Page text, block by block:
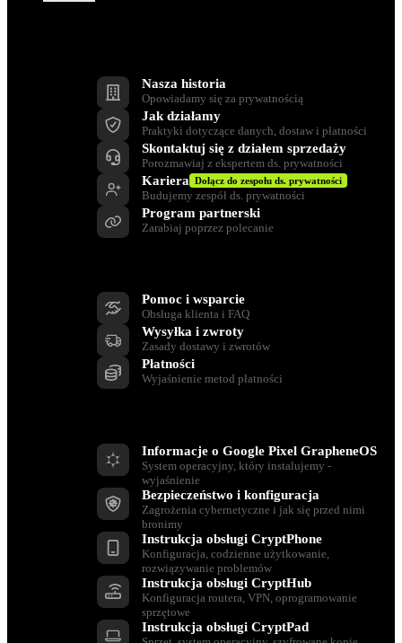
Nasza historia
Opowiadamy się za prywatnością
Jak działamy
Praktyki dotyczące danych, dostaw i płatności
Skontaktuj się z działem sprzedaży
Porozmawiaj z ekspertem ds. prywatności
Kariera Dołącz do zespołu ds. prywatności
Budujemy zespół ds. prywatności
Program partnerski
Zarabiaj poprzez polecanie
Pomoc i wsparcie
Obsługa klienta i FAQ
Wysyłka i zwroty
Zasady dostawy i zwrotów
Płatności
Wyjaśnienie metod płatności
Informacje o Google Pixel GrapheneOS
System operacyjny, który instalujemy -
wyjaśnienie
Bezpieczeństwo i konfiguracja
Zagrożenia cybernetyczne i jak się przed nimi
bronimy
Instrukcja obsługi CryptPhone
Konfiguracja, codzienne użytkowanie,
rozwiązywanie problemów
Instrukcja obsługi CryptHub
Konfiguracja routera, VPN, oprogramowanie
sprzętowe
Instrukcja obsługi CryptPad